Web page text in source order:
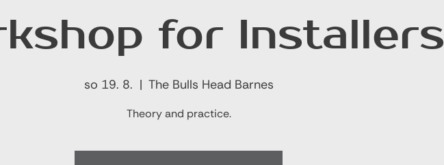
for Installers
so 19. 8.
  |
The Bulls Head Barnes
Theory and practice.